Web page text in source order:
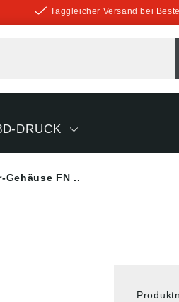
Taggleicher Versand bei
DRUCK
Gehäuse FN ..